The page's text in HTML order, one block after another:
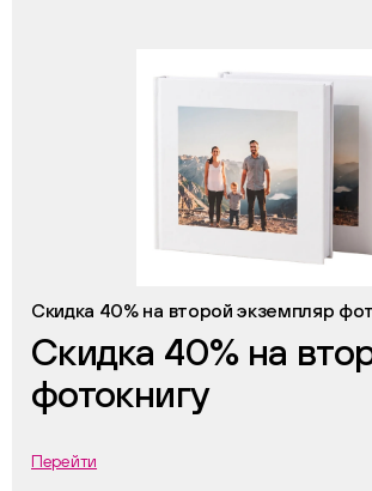
Скидка 40% на второй экземпляр
Скидка 40% на
фотокнигу
Перейти